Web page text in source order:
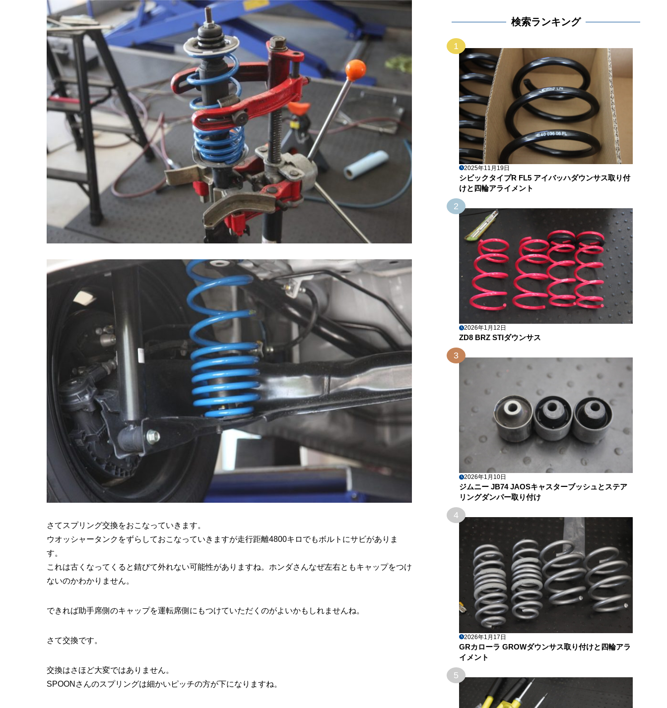
さてスプリング交換をおこなっていきます。
ウオッシャータンクをずらしておこなっていきますが走行距離4800キロでもボルトにサビがありま
す。
これは古くなってくると錆びて外れない可能性がありますね。ホンダさんなぜ左右ともキャップをつけ
ないのかわかりません。
できれば助手席側のキャップを運転席側にもつけていただくのがよいかもしれませんね。
さて交換です。
交換はさほど大変ではありません。
SPOONさんのスプリングは細かいピッチの方が下になりますね。
検索ランキング
1
2025年11月19日
シビックタイプR FL5 アイバッハダウンサス取り付
けと四輪アライメント
2
2026年1月12日
ZD8 BRZ STIダウンサス
3
2026年1月10日
ジムニー JB74 JAOSキャスターブッシュとステア
リングダンパー取り付け
4
2026年1月17日
GRカローラ GROWダウンサス取り付けと四輪アラ
イメント
5